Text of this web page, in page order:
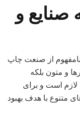
صنایع و
از صنعت چاپ
و متون بلکه
است و برای
متنوع با هدف بهبود